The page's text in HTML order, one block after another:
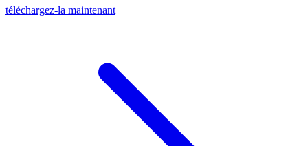
téléchargez-la maintenant